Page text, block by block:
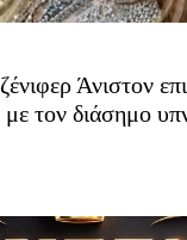
Άνιστον
τον διάσημο